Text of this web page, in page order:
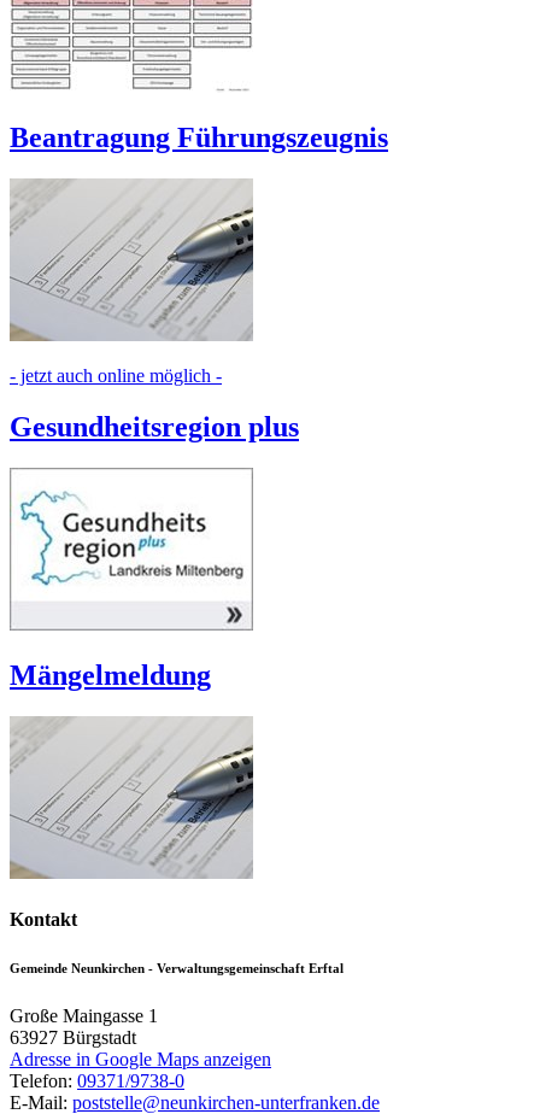
Beantragung Führungszeugnis
- jetzt auch online möglich -
Gesundheitsregion plus
Mängelmeldung
Kontakt
Gemeinde Neunkirchen - Verwaltungsgemeinschaft Erftal
Große Maingasse 1
63927 Bürgstadt
Adresse in Google Maps anzeigen
Telefon: 09371/9738-0
E-Mail: poststelle@neunkirchen-unterfranken.de